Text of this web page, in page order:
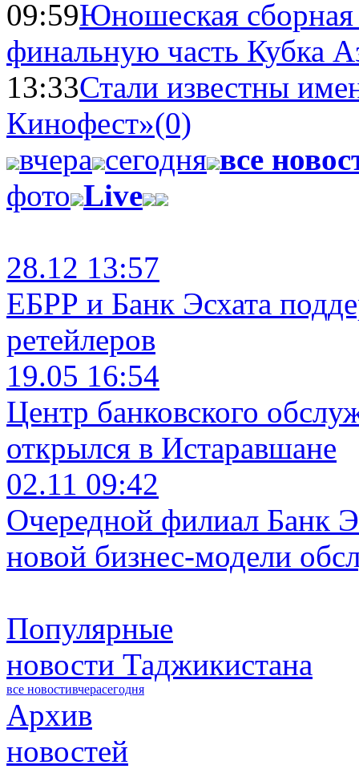
09:59Юношеская
финальную часть Кубка
13:33Стали известны
Кинофест»(0)
вчера сегодня все
фото Live
28.12 13:57
ЕБРР и Банк Эсхата
ретейлеров
19.05 16:54
Центр банковского
открылся в Истаравшане
02.11 09:42
Очередной филиал Банк
новой бизнес-модели
Популярные
новости Таджикистана
все новостивчерасегодня
Архив
новостей